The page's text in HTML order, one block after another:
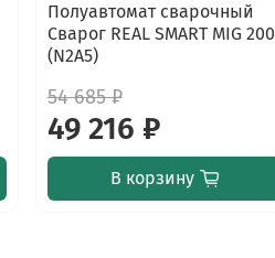
Полуавтомат сварочный
Сварог REAL SMART MIG 200
(N2A5)
54 685 ₽
49 216 ₽
В корзину